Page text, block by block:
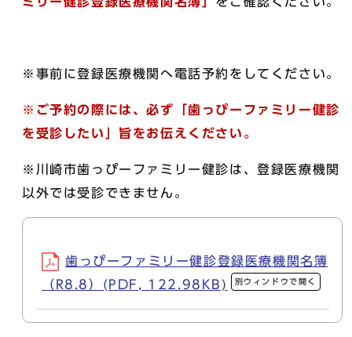
※事前に登録医療機関へ電話予約をしてください。
※ご予約の際には、必ず「歯っぴーファミリー健診
を受診したい」旨をお伝えください。
※川崎市歯っぴーファミリー健診は、登録医療機関
以外では受診できません。
歯っぴーファミリー健診登録医療機関名簿
（R8.8）(PDF, 122.98KB)
別ウィンドウで開く